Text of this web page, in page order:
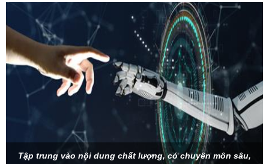
Tập trung vào nội dung chất lượng, có chuyên môn sâu,